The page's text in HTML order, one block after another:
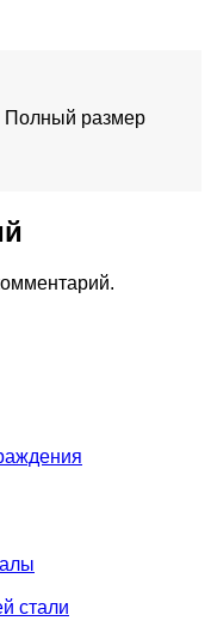
Полный размер
стали